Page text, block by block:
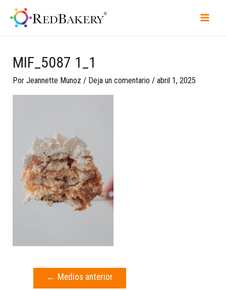
MIF_5087 1_1
PorJeannette Munoz / Deja un comentario /abril 1, 2025
← Medios anterior